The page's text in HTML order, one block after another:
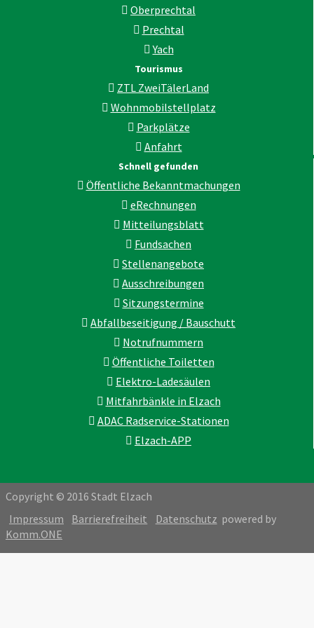
Oberprechtal
Prechtal
Yach
Tourismus
ZTL ZweiTälerLand
Wohnmobilstellplatz
Parkplätze
Anfahrt
Schnell gefunden
Öffentliche Bekanntmachungen
eRechnungen
Mitteilungsblatt
Fundsachen
Stellenangebote
Ausschreibungen
Sitzungstermine
Abfallbeseitigung / Bauschutt
Notrufnummern
Öffentliche Toiletten
Elektro-Ladesäulen
Mitfahrbänkle in Elzach
ADAC Radservice-Stationen
Elzach-APP
Copyright © 2016 Stadt Elzach
Impressum
Barrierefreiheit Datenschutz powered by
Komm.ONE